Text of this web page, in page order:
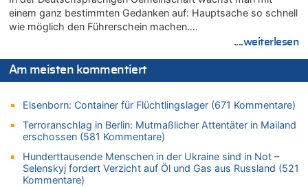
06.08.2026 - 18:40 von Ostbelgien Direkt zu
Felice Mazzu soll Cheftrainer der AS Eupen werden
Zweite Hitzewelle in diesem Sommer ist jetzt amtlich
Zweite Hitzewelle in diesem Sommer ist jetzt amtlich
06.08.2026 - 17:24 von Dax zu
Zweite Hitzewelle in diesem Sommer ist jetzt amtlich
06.08.2026 - 17:23 von Hans L. zu
Zweite Hitzewelle in diesem Sommer ist jetzt amtlich
06.08.2026 - 17:21 von Dax zu
einem ganz bestimmten Gedanken auf: Hauptsache so schnell
wie möglich den Führerschein machen….
....weiterlesen
Am meisten kommentiert
Elsenborn: Container für Flüchtlingslager (671 Kommentare)
Terroranschlag in Berlin: Mutmaßlicher Attentäter in Mailand
erschossen (581 Kommentare)
Hunderttausende Menschen in der Ukraine sind in Not –
Selenskyj fordert Verzicht auf Öl und Gas aus Russland (521
Kommentare)